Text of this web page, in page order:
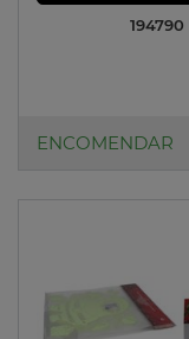
ENCOMENDAR